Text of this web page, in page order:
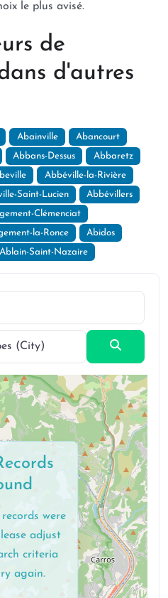
were
adjust
criteria
again.
le plus avisé.
de
d'autres
Abainville Abancourt
Abbans-Dessus Abbaretz
Abbéville-la-Rivière
Saint-Lucien Abbévillers
Clémenciat
la-Ronce Abidos
Ablain-Saint-Nazaire